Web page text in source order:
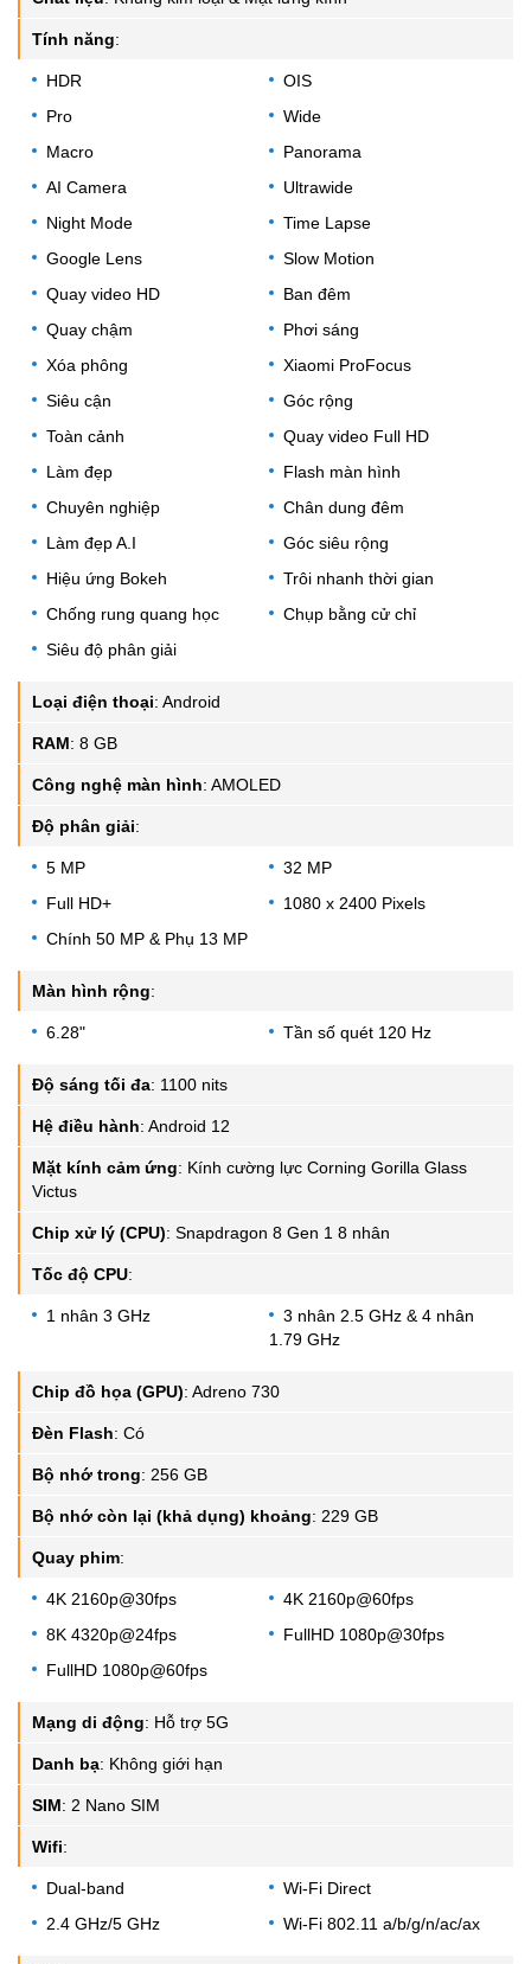
Tính năng:
HDR
OIS
Pro
Wide
Macro
Panorama
AI Camera
Ultrawide
Night Mode
Time Lapse
Google Lens
Slow Motion
Quay video HD
Ban đêm
Quay chậm
Phơi sáng
Xóa phông
Xiaomi ProFocus
Siêu cận
Góc rộng
Toàn cảnh
Quay video Full HD
Làm đẹp
Flash màn hình
Chuyên nghiệp
Chân dung đêm
Làm đẹp A.I
Góc siêu rộng
Hiệu ứng Bokeh
Trôi nhanh thời gian
Chống rung quang học
Chụp bằng cử chỉ
Siêu độ phân giải
Loại điện thoại: Android
RAM: 8 GB
Công nghệ màn hình: AMOLED
Độ phân giải:
5 MP
32 MP
Full HD+
1080 x 2400 Pixels
Chính 50 MP & Phụ 13 MP
Màn hình rộng:
6.28" Tần số quét 120 Hz
Độ sáng tối đa: 1100 nits
Hệ điều hành: Android 12
Mặt kính cảm ứng: Kính cường lực Corning Gorilla Glass
Victus
Chip xử lý (CPU): Snapdragon 8 Gen 1 8 nhân
Tốc độ CPU:
1 nhân 3 GHz
3 nhân 2.5 GHz & 4 nhân
1.79 GHz
Chip đồ họa (GPU): Adreno 730
Đèn Flash: Có
Bộ nhớ trong: 256 GB
Bộ nhớ còn lại (khả dụng) khoảng: 229 GB
Quay phim:
4K 2160p@30fps
4K 2160p@60fps
8K 4320p@24fps
FullHD 1080p@30fps
FullHD 1080p@60fps
Mạng di động: Hỗ trợ 5G
Danh bạ: Không giới hạn
SIM: 2 Nano SIM
Wifi:
Dual-band
Wi-Fi Direct
2.4 GHz/5 GHz
Wi-Fi 802.11 a/b/g/n/ac/ax